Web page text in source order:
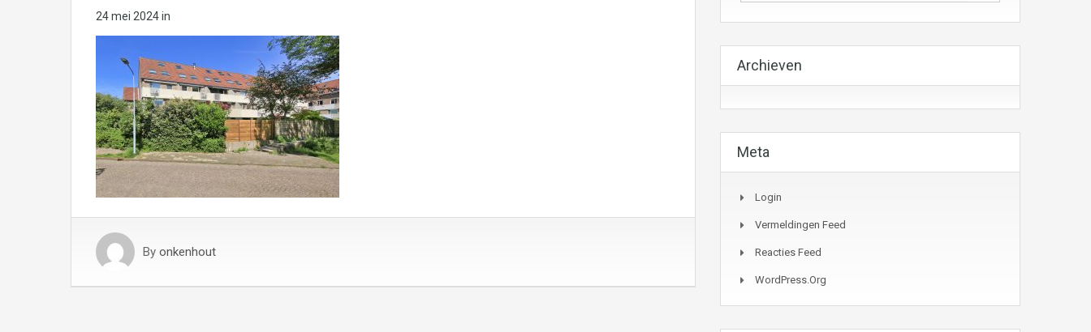
24 mei 2024in
By onkenhout
Archieven
Meta
Login
Vermeldingen Feed
Reacties Feed
WordPress.org